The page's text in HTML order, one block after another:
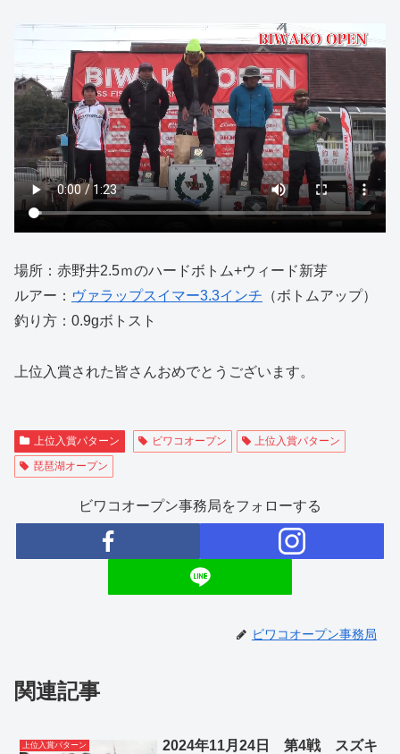
場所：赤野井2.5ｍのハードボトム+ウィード新芽
ルアー： ヴァラップスイマー3.3インチ （ボトムアップ）
釣り方：0.9gボトスト
上位入賞された皆さんおめでとうございます。
上位入賞パターン ビワコオープン
上位入賞パターン
琵琶湖オープン
ビワコオープン事務局をフォローする
ビワコオープン事務局
関連記事
上位入賞パターン
2024年11月24日 第4戦 スズキ